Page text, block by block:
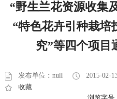
“野生兰花资源收集
“特色花卉引种栽培
究”等四个项目
发布单位：null 2015-02-
收藏